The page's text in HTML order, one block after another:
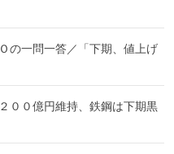
の一問一答／「下期、値上げ
００億円維持、鉄鋼は下期黒